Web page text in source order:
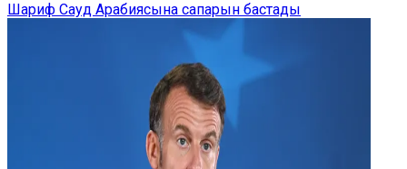
Шариф Сауд Арабиясына сапарын бастады